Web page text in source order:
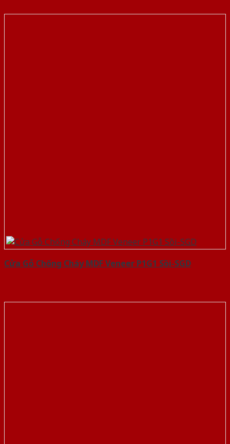
Cửa Gỗ Chống Cháy MDF Veneer P1G1 Sồi-SGD